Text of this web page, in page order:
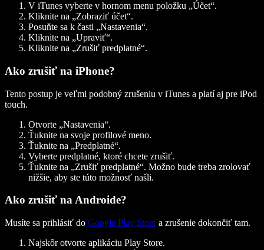
V iTunes vyberte v hornom menu položku „Účet“.
Kliknite na „Zobraziť účet“.
Posuňte sa k časti „Nastavenia“.
Kliknite na „Upraviť“.
Kliknite na „Zrušiť predplatné“.
Ako zrušiť na iPhone?
Tento postup je veľmi podobný zrušeniu v iTunes a platí aj pre iPod
touch.
Otvorte „Nastavenia“.
Ťuknite na svoje profilové meno.
Ťuknite na „Predplatné“.
Vyberte predplatné, ktoré chcete zrušiť.
Ťuknite na „Zrušiť predplatné“. Možno bude treba zrolovať
nižšie, aby ste túto možnosť našli.
Ako zrušiť na Androide?
Musíte sa prihlásiť do Google Play Store a zrušenie dokončiť tam.
Najskôr otvorte aplikáciu Play Store.